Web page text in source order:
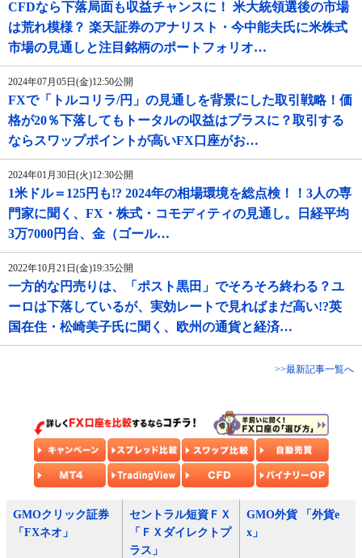
CFDなら下落局面も収益チャンスに！ 米大統領選後の市場
は荒れ模様？ 楽天証券のアナリスト・今中能夫氏に米株式
市場の見通しと注目銘柄のポートフォリオ…
2024年07月05日(金)12:50公開
FXで「トルコリラ/円」の見通しを背景にした取引戦略！価
格が20％下落してもトータルの収益はプラスに？取引する
ならスワップポイントが高いFX口座がお…
2024年01月30日(火)12:30公開
1米ドル＝125円も!? 2024年の相場環境を総点検！！3人の専
門家に聞く、FX・株式・コモディティの見通し。日経平均
3万7000円台、金（ゴール…
2022年10月21日(金)19:35公開
一方的な円売りは、「ポスト黒田」でそろそろ終わる？ユ
ーロは下落しているが、実効レートで見ればまだ高い!?英
国在住・松崎美子氏に聞く、欧州の通貨と経済…
>>最新記事一覧へ
GMOクリック証券
「FXネオ」
セントラル短資ＦＸ
「ＦＸダイレクトプ
ラス」
GMO外貨 「外貨e
x」